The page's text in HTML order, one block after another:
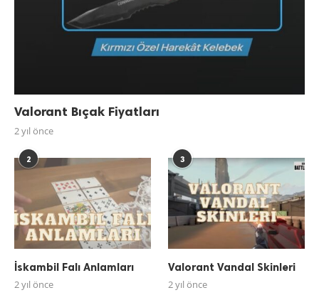
Valorant Bıçak Fiyatları
2 yıl önce
2
İskambil Falı Anlamları
2 yıl önce
3
Valorant Vandal Skinleri
2 yıl önce